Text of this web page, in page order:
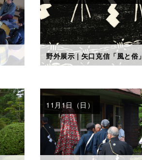
野外展示 | 矢口克信「風と俗」
11月1日（日）